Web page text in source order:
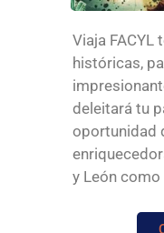
Viaja FACYL
históricas,
deleitará tu
oportunidad
y León como